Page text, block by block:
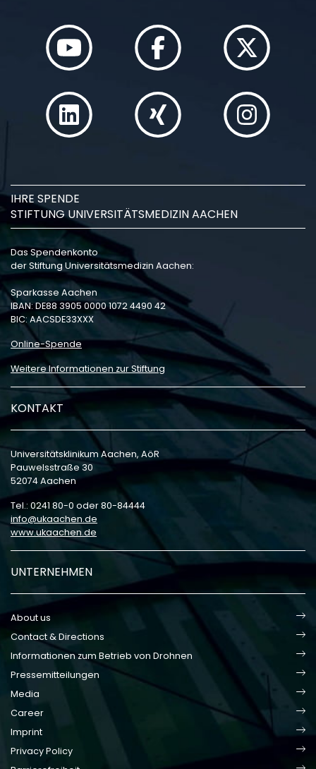
IHRE SPENDE
STIFTUNG UNIVERSITÄTSMEDIZIN AACHEN
Das Spendenkonto
der Stiftung Universitätsmedizin Aachen:
Sparkasse Aachen
IBAN: DE88 3905 0000 1072 4490 42
BIC: AACSDE33XXX
Online-Spende
Weitere Informationen zur Stiftung
KONTAKT
Universitätsklinikum Aachen, AöR
Pauwelsstraße 30
52074 Aachen
Tel.: 0241 80-0 oder 80-84444
info
ukaachen de
www.ukaachen.de
UNTERNEHMEN
About us
Contact & Directions
Informationen zum Betrieb von Drohnen
Pressemitteilungen
Media
Career
Imprint
Privacy Policy